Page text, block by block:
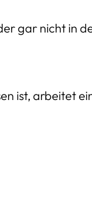
gar nicht in
ist, arbeitet